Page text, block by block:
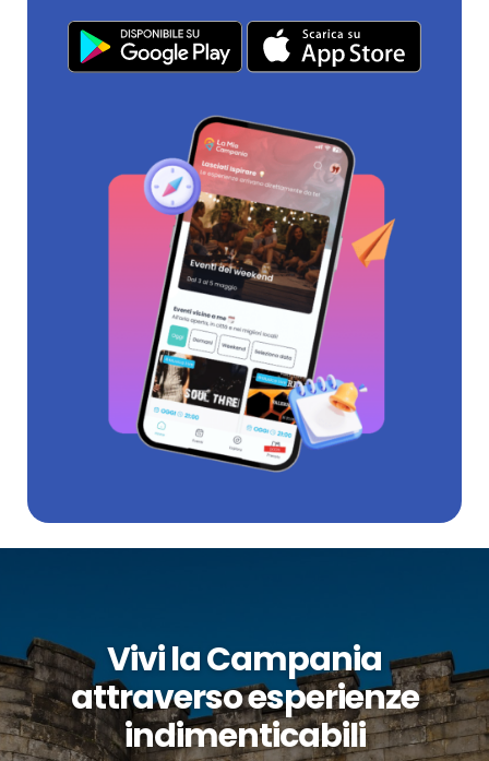
Vivi la Campania
attraverso esperienze
indimenticabili